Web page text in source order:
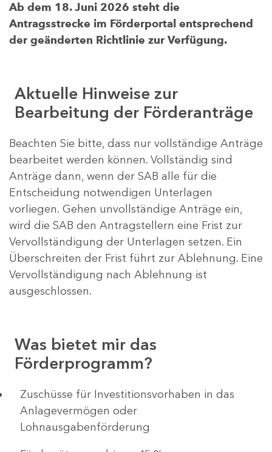
Ab dem 18. Juni 2026 steht die
Antragsstrecke im Förderportal entsprechend
der geänderten Richtlinie zur Verfügung.
Aktuelle Hinweise zur
Bearbeitung der Förderanträge
Beachten Sie bitte, dass nur vollständige Anträge
bearbeitet werden können. Vollständig sind
Anträge dann, wenn der SAB alle für die
Entscheidung notwendigen Unterlagen
vorliegen. Gehen unvollständige Anträge ein,
wird die SAB den Antragstellern eine Frist zur
Vervollständigung der Unterlagen setzen. Ein
Überschreiten der Frist führt zur Ablehnung. Eine
Vervollständigung nach Ablehnung ist
ausgeschlossen.
Was bietet mir das
Förderprogramm?
​​​​​​Zuschüsse für Investitionsvorhaben in das
Anlagevermögen oder
Lohnausgabenförderung